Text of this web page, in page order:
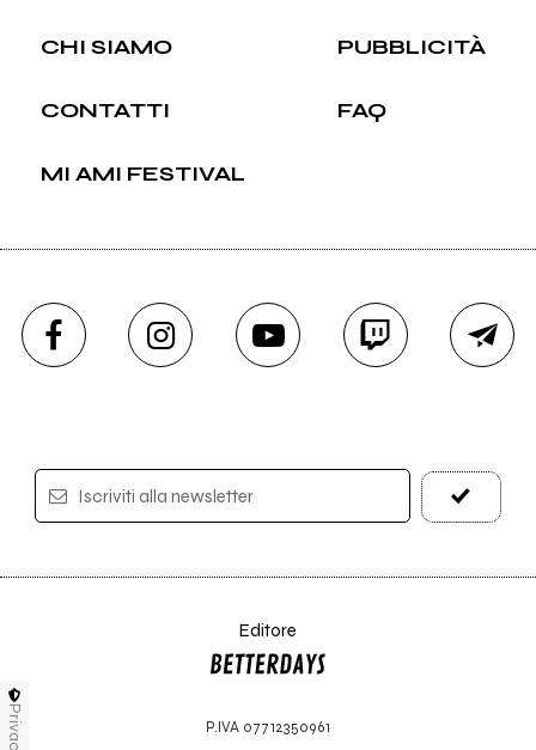
CHI SIAMO PUBBLICITÀ
CONTATTI FAQ
MI AMI FESTIVAL
Iscriviti alla newsletter
Editore
P.IVA 07712350961
Privacy